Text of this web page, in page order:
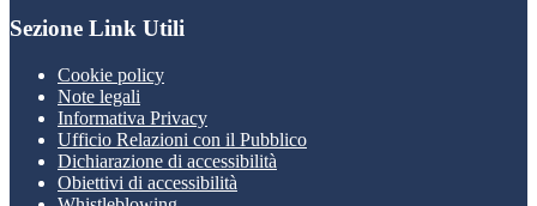
Sezione Link Utili
Cookie policy
Note legali
Informativa Privacy
Ufficio Relazioni con il Pubblico
Dichiarazione di accessibilità
Obiettivi di accessibilità